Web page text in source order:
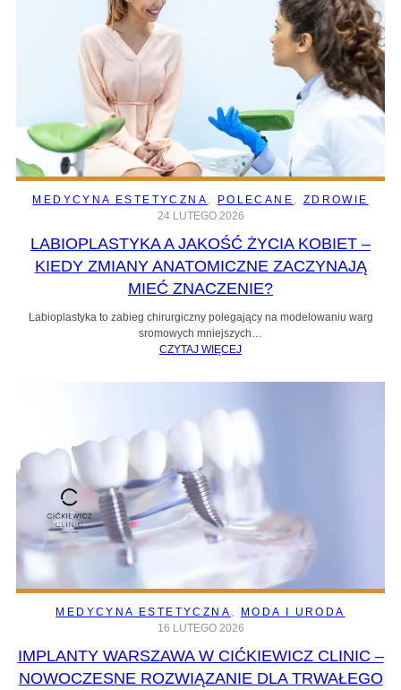
MEDYCYNA ESTETYCZNA POLECANE
ZDROWIE
24 LUTEGO 2026
LABIOPLASTYKA A JAKOŚĆ ŻYCIA KOBIET –
KIEDY ZMIANY ANATOMICZNE ZACZYNAJĄ
MIEĆ ZNACZENIE?
Labioplastyka to zabieg chirurgiczny polegający na modelowaniu warg
sromowych mniejszych…
CZYTAJ WIĘCEJ
MEDYCYNA ESTETYCZNA ,
MODA I URODA
16 LUTEGO 2026
IMPLANTY WARSZAWA W CIĆKIEWICZ CLINIC –
NOWOCZESNE ROZWIĄZANIE DLA TRWAŁEGO